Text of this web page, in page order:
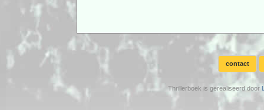
contact
Thrillerboek is gerealiseerd door